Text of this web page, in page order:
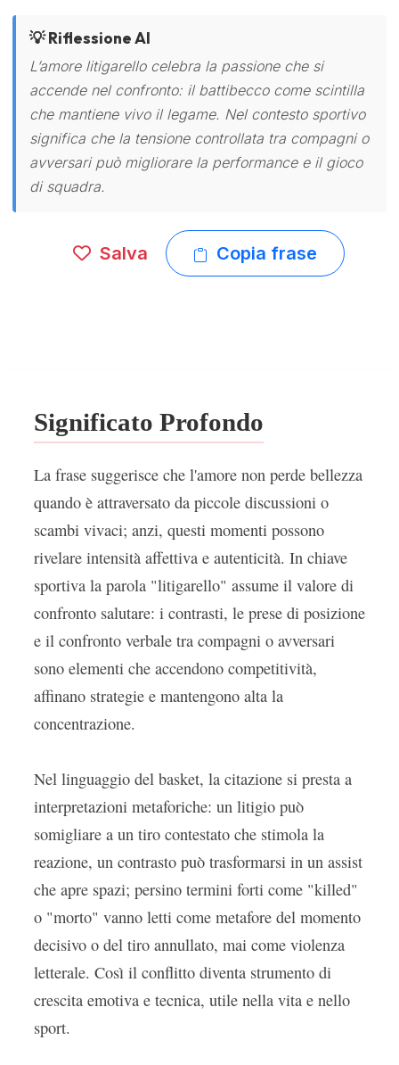
💡 Riflessione AI
L’amore litigarello celebra la passione che si
accende nel confronto: il battibecco come scintilla
che mantiene vivo il legame. Nel contesto sportivo
significa che la tensione controllata tra compagni o
avversari può migliorare la performance e il gioco
di squadra.
Salva Copia frase
Significato Profondo
La frase suggerisce che l'amore non perde bellezza
quando è attraversato da piccole discussioni o
scambi vivaci; anzi, questi momenti possono
rivelare intensità affettiva e autenticità. In chiave
sportiva la parola "litigarello" assume il valore di
confronto salutare: i contrasti, le prese di posizione
e il confronto verbale tra compagni o avversari
sono elementi che accendono competitività,
affinano strategie e mantengono alta la
concentrazione.
Nel linguaggio del basket, la citazione si presta a
interpretazioni metaforiche: un litigio può
somigliare a un tiro contestato che stimola la
reazione, un contrasto può trasformarsi in un assist
che apre spazi; persino termini forti come "killed"
o "morto" vanno letti come metafore del momento
decisivo o del tiro annullato, mai come violenza
letterale. Così il conflitto diventa strumento di
crescita emotiva e tecnica, utile nella vita e nello
sport.